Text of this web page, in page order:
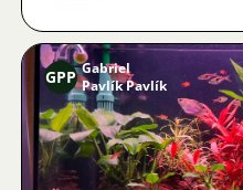
GPP Gabriel
Pavlík Pavlík